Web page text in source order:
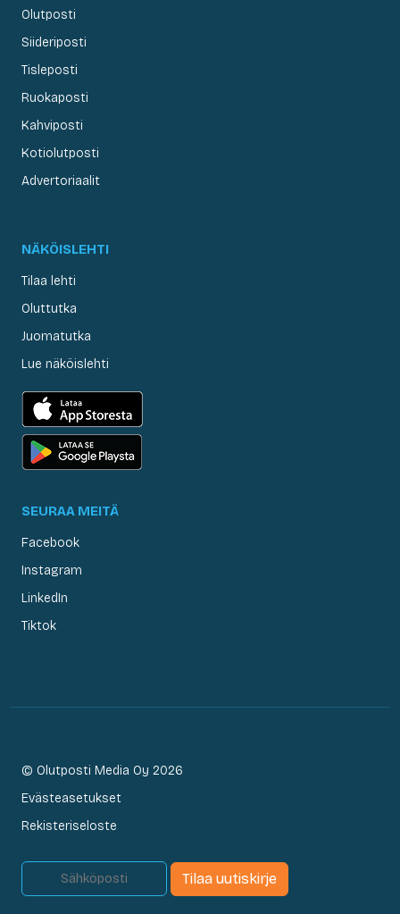
Olutposti
Siideriposti
Tisleposti
Ruokaposti
Kahviposti
Kotiolutposti
Advertoriaalit
NÄKÖISLEHTI
Tilaa lehti
Oluttutka
Juomatutka
Lue näköislehti
SEURAA MEITÄ
Facebook
Instagram
LinkedIn
Tiktok
© Olutposti Media Oy 2026
Evästeasetukset
Rekisteriseloste
Tilaa uutiskirje